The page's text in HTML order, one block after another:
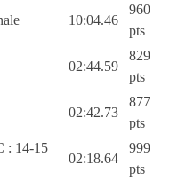
10:04.46
960
pts
02:44.59
829
pts
02:42.73
877
pts
: 14-15
02:18.64
999
pts